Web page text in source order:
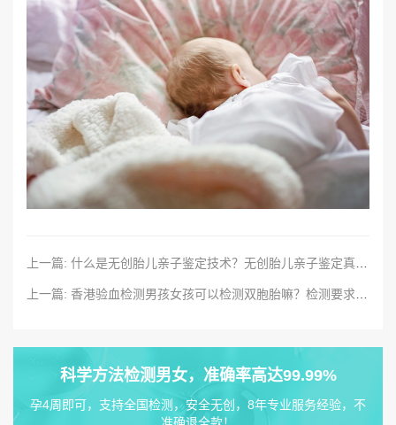
科学方法检测男女，准确率高达99.99%
孕4周即可，支持全国检测，安全无创，8年专业服务经验，不